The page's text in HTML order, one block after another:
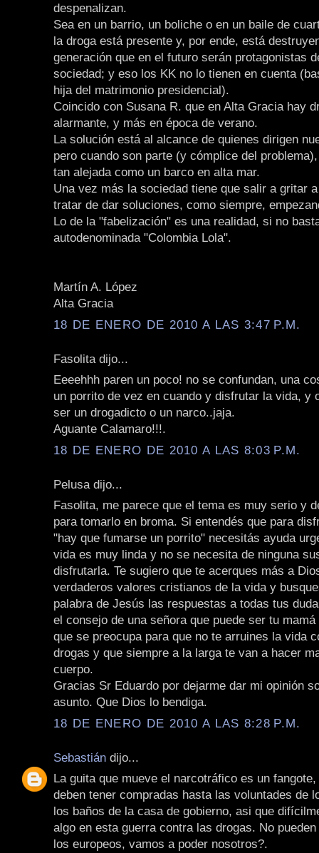
despenalizan.
Sea en un barrio, un boliche o en un baile de
la droga está presente y, por ende, está
generación que en el futuro serán protagonistas
sociedad; y eso los KK no lo tienen en cuenta
hija del matrimonio presidencial).
Coincido con Susana R. que en Alta Gracia hay
alarmante, y más en época de verano.
La solución está al alcance de quienes dirigen
pero cuando son parte (y cómplice del
tan alejada como un barco en alta mar.
Una vez más la sociedad tiene que salir a gritar
tratar de dar soluciones, como siempre,
Lo de la "fabelización" es una realidad, si no
autodenominada "Colombia Lola".
Martín A. López
Alta Gracia
18 DE ENERO DE 2010 A LAS 3:47 P.M.
Fasolita dijo...
Eeeehhh paren un poco! no se confundan, una
un porrito de vez en cuando y disfrutar la vida, y
ser un drogadicto o un narco..jaja.
Aguante Calamaro!!!.
18 DE ENERO DE 2010 A LAS 8:03 P.M.
Pelusa dijo...
Fasolita, me parece que el tema es muy serio y
para tomarlo en broma. Si entendés que para
"hay que fumarse un porrito" necesitás ayuda
vida es muy linda y no se necesita de ninguna
disfrutarla. Te sugiero que te acerques más a
verdaderos valores cristianos de la vida y
palabra de Jesús las respuestas a todas tus
el consejo de una señora que puede ser tu
que se preocupa para que no te arruines la vida
drogas y que siempre a la larga te van a hacer
cuerpo.
Gracias Sr Eduardo por dejarme dar mi opinión
asunto. Que Dios lo bendiga.
18 DE ENERO DE 2010 A LAS 8:28 P.M.
Sebastián dijo...
La guita que mueve el narcotráfico es un
deben tener compradas hasta las voluntades de
los baños de la casa de gobierno, asi que
algo en esta guerra contra las drogas. No
los europeos, vamos a poder nosotros?.